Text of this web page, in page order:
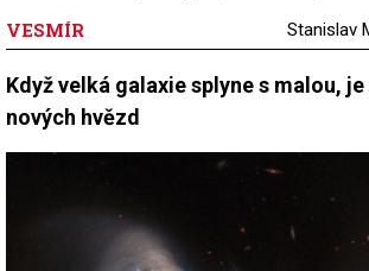
VESMÍR Stanislav
Když velká galaxie splyne s malou,
nových hvězd